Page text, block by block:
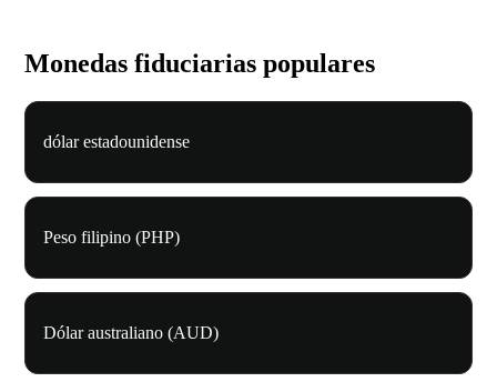
Monedas fiduciarias populares
dólar estadounidense
Peso filipino (PHP)
Dólar australiano (AUD)